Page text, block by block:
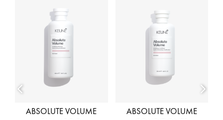
ABSOLUTE VOLUME
ABSOLUTE VOLUME